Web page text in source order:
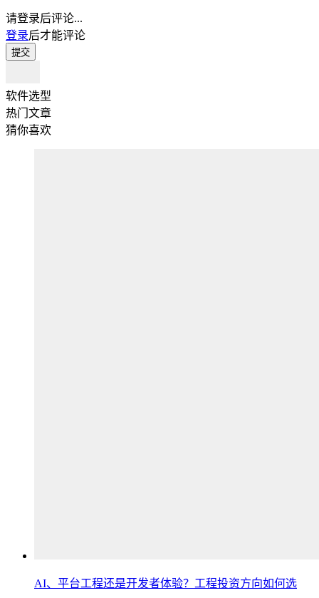
请登录后评论...
登录后才能评论
提交
软件选型
热门文章
猜你喜欢
AI、平台工程还是开发者体验？工程投资方向如何选